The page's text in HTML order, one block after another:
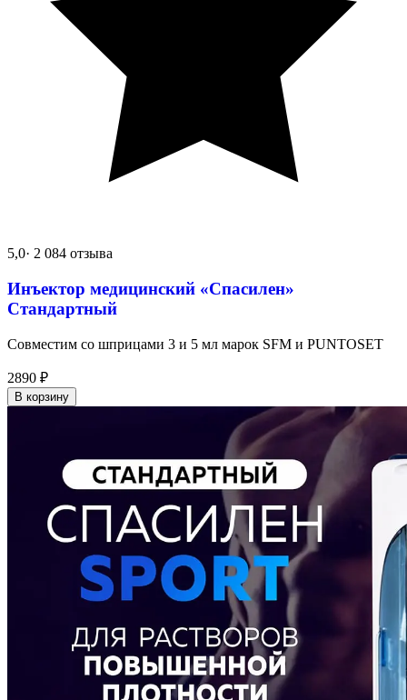
5,0· 2 084 отзыва
Инъектор медицинский «Спасилен»
Стандартный
Совместим со шприцами 3 и 5 мл марок SFM и PUNTOSET
2890 ₽
В корзину